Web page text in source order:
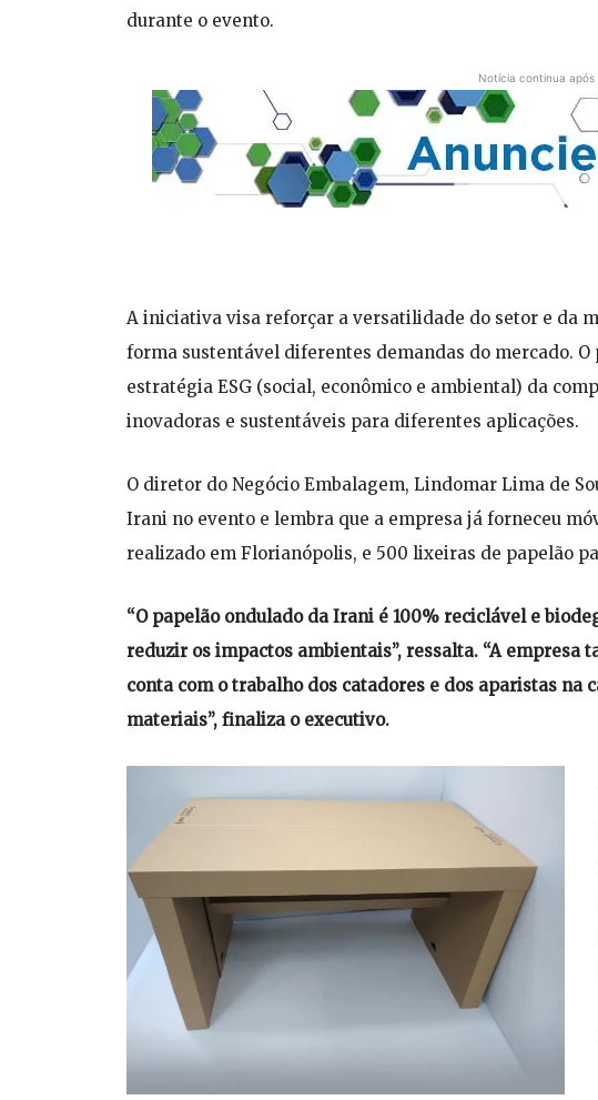
durante o evento.
Notícia continua após
A iniciativa visa reforçar a versatilidade do setor e da
forma sustentável diferentes demandas do mercado.
estratégia ESG (social, econômico e ambiental) da
inovadoras e sustentáveis para diferentes aplicações.
O diretor do Negócio Embalagem, Lindomar Lima de
Irani no evento e lembra que a empresa já forneceu
realizado em Florianópolis, e 500 lixeiras de papelão
“O papelão ondulado da Irani é 100% reciclável e
reduzir os impactos ambientais”, ressalta. “A empresa
conta com o trabalho dos catadores e dos aparistas
materiais”, finaliza o executivo.